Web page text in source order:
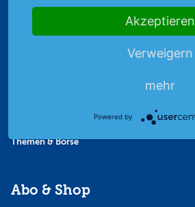
Börsengespräche
Themen & Börse
Abo & Shop
Akzeptieren
Verweigern
mehr
Powered by